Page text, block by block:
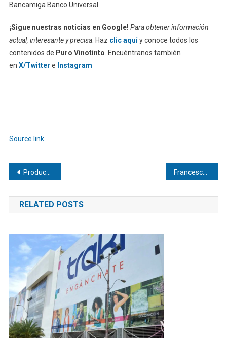
Bancamiga Banco Universal
¡Sigue nuestras noticias en Google! Para obtener información
actual, interesante y precisa. Haz clic aquíy conoce todos los
contenidos de Puro Vinotinto . Encuéntranos también
en X/Twitter e Instagram
Source link
Navegación
de
entradas
Producción petrolera de Latinoamérica subió un 11% interanual en enero
RELATED POSTS